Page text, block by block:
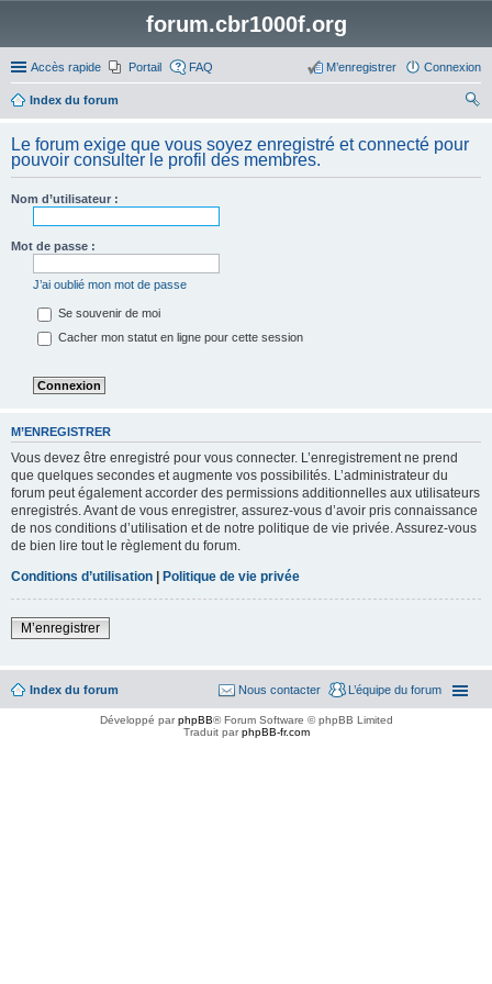
forum.cbr1000f.org
Accès rapide Portail FAQ Connexion
M’enregistrer
Index du forum
her
ch
Le forum exige que vous soyez enregistré et connecté pour
pouvoir consulter le profil des membres.
Nom d’utilisateur :
Mot de passe :
J’ai oublié mon mot de passe
Se souvenir de moi
Cacher mon statut en ligne pour cette session
M’ENREGISTRER
Vous devez être enregistré pour vous connecter. L’enregistrement ne prend
que quelques secondes et augmente vos possibilités. L’administrateur du
forum peut également accorder des permissions additionnelles aux utilisateurs
enregistrés. Avant de vous enregistrer, assurez-vous d’avoir pris connaissance
de nos conditions d’utilisation et de notre politique de vie privée. Assurez-vous
de bien lire tout le règlement du forum.
Conditions d’utilisation | Politique de vie privée
M’enregistrer
Index du forum L’équipe du forum
Nous contacter
Développé parphpBB® Forum Software © phpBB Limited
Traduit parphpBB-fr.com